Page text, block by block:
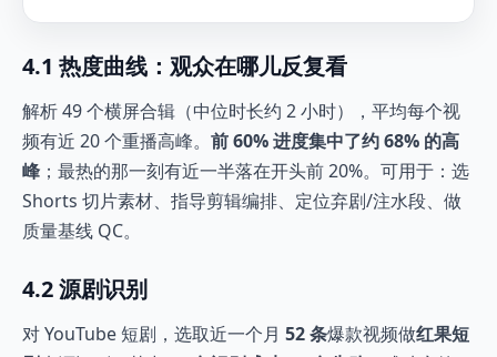
4.1 热度曲线：观众在哪儿反复看
解析 49 个横屏合辑（中位时长约 2 小时），平均每个视
频有近 20 个重播高峰。 前 60% 进度集中了约 68% 的高
峰 ；最热的那一刻有近一半落在开头前 20%。可用于：选
Shorts 切片素材、指导剪辑编排、定位弃剧/注水段、做
质量基线 QC。
4.2 源剧识别
对 YouTube 短剧，选取近一个月 52 条爆款视频做红果短